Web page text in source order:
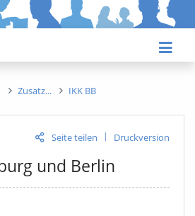
Zusatz IKK BB
Seite teilen | Druckversion
und Berlin